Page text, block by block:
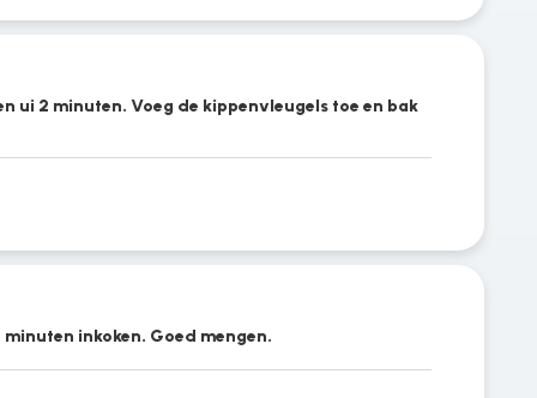
ui 2 minuten. Voeg de kippenvleugels toe en bak
inkoken. Goed mengen.